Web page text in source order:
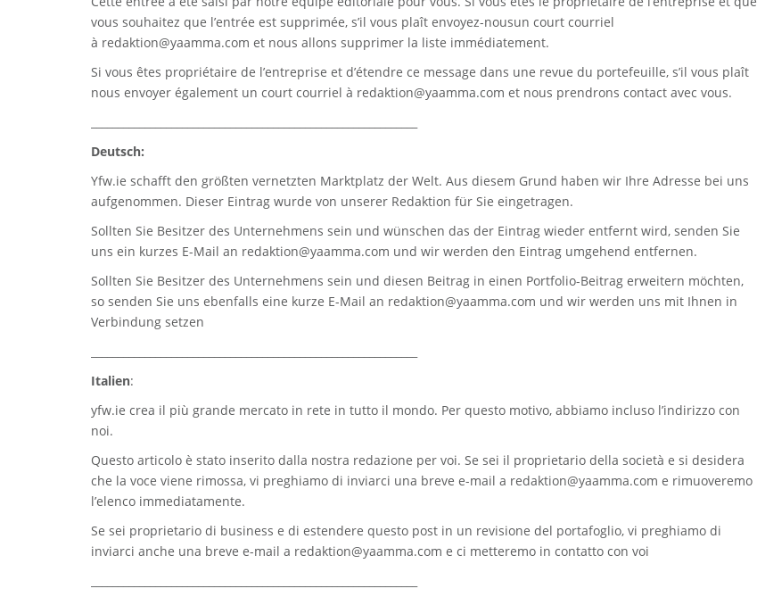
vous souhaitez que l’entrée est supprimée, s’il vous plaît envoyez-nousun court courriel
à redaktion@yaamma.com et nous allons supprimer la liste immédiatement.
Si vous êtes propriétaire de l’entreprise et d’étendre ce message dans une revue du portefeuille, s’il vous plaît
nous envoyer également un court courriel à redaktion@yaamma.com et nous prendrons contact avec vous.
Deutsch:
Yfw.ie schafft den größten vernetzten Marktplatz der Welt. Aus diesem Grund haben wir Ihre Adresse bei uns
aufgenommen. Dieser Eintrag wurde von unserer Redaktion für Sie eingetragen.
Sollten Sie Besitzer des Unternehmens sein und wünschen das der Eintrag wieder entfernt wird, senden Sie
uns ein kurzes E-Mail an redaktion@yaamma.com und wir werden den Eintrag umgehend entfernen.
Sollten Sie Besitzer des Unternehmens sein und diesen Beitrag in einen Portfolio-Beitrag erweitern möchten,
so senden Sie uns ebenfalls eine kurze E-Mail an redaktion@yaamma.com und wir werden uns mit Ihnen in
Verbindung setzen
Italien:
yfw.ie crea il più grande mercato in rete in tutto il mondo. Per questo motivo, abbiamo incluso l’indirizzo con
noi.
Questo articolo è stato inserito dalla nostra redazione per voi. Se sei il proprietario della società e si desidera
che la voce viene rimossa, vi preghiamo di inviarci una breve e-mail a redaktion@yaamma.com e rimuoveremo
l’elenco immediatamente.
Se sei proprietario di business e di estendere questo post in un revisione del portafoglio, vi preghiamo di
inviarci anche una breve e-mail a redaktion@yaamma.com e ci metteremo in contatto con voi